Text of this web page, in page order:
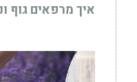
איך מרפאים גוף